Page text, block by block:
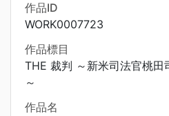
作品ID
WORK0007723
作品標目
THE 裁判 ～新米司法官桃田
～
作品名